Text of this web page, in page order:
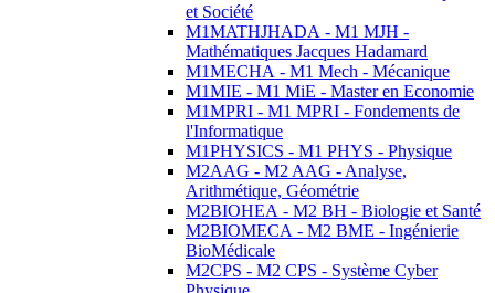
et Société
M1MATHJHADA - M1 MJH -
Mathématiques Jacques Hadamard
M1MECHA - M1 Mech - Mécanique
M1MIE - M1 MiE - Master en Economie
M1MPRI - M1 MPRI - Fondements de
l'Informatique
M1PHYSICS - M1 PHYS - Physique
M2AAG - M2 AAG - Analyse,
Arithmétique, Géométrie
M2BIOHEA - M2 BH - Biologie et Santé
M2BIOMECA - M2 BME - Ingénierie
BioMédicale
M2CPS - M2 CPS - Système Cyber